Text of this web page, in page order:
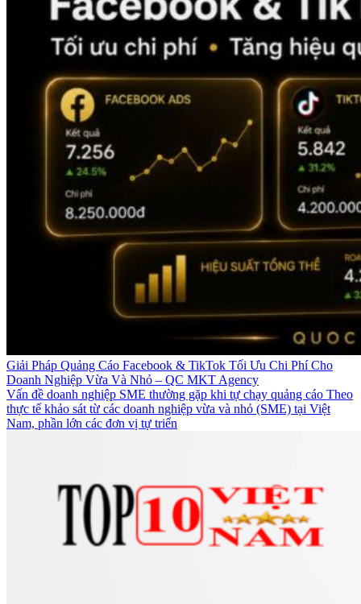
Giải Pháp Quảng Cáo Facebook & TikTok Tối Ưu Chi Phí Cho
Doanh Nghiệp Vừa Và Nhỏ – QC MKT Agency
Vấn đề doanh nghiệp SME thường gặp khi tự chạy quảng cáo Theo
thực tế khảo sát từ các doanh nghiệp vừa và nhỏ (SME) tại Việt
Nam, phần lớn các đơn vị tự triển